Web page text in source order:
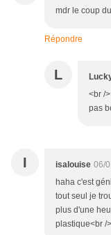
mdr le coup
Répondre
L
<br /
pas
I isalouise 06/
haha c'est
tout seul je
plus d'une
plastique<br /